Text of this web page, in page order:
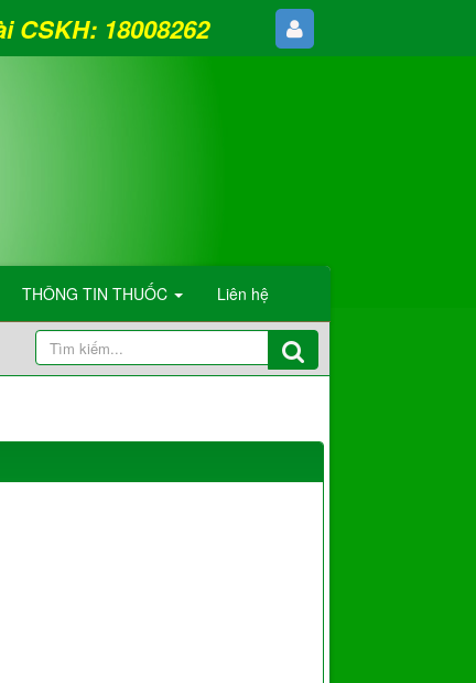
THÔNG TIN THUỐC Liên hệ
CSKH: 18008262